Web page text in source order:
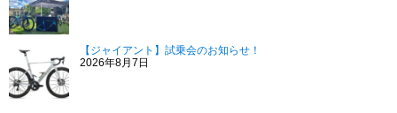
【ジャイアント】試乗会のお知らせ！
2026年8月7日